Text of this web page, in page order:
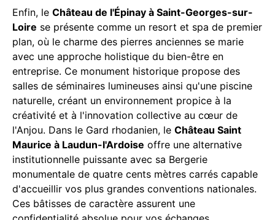
Enfin, le Château de l'Épinay à Saint-Georges-sur-
Loire se présente comme un resort et spa de premier
plan, où le charme des pierres anciennes se marie
avec une approche holistique du bien-être en
entreprise. Ce monument historique propose des
salles de séminaires lumineuses ainsi qu'une piscine
naturelle, créant un environnement propice à la
créativité et à l'innovation collective au cœur de
l'Anjou. Dans le Gard rhodanien, le Château Saint
Maurice à Laudun-l'Ardoise offre une alternative
institutionnelle puissante avec sa Bergerie
monumentale de quatre cents mètres carrés capable
d'accueillir vos plus grandes conventions nationales.
Ces bâtisses de caractère assurent une